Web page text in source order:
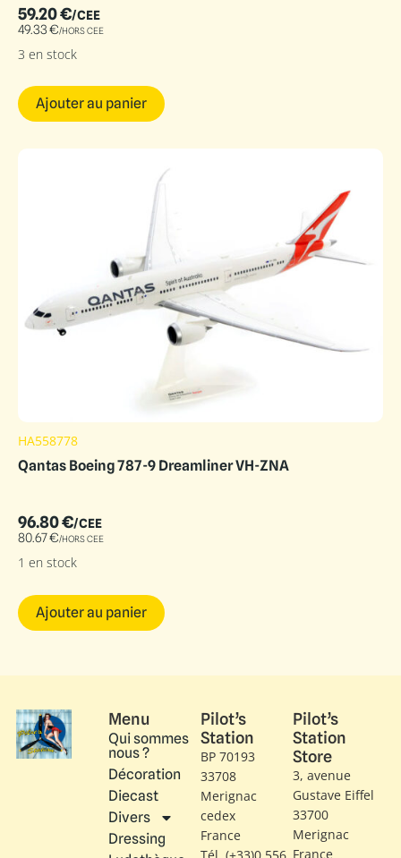
59.20€/CEE
49.33€/HORS CEE
3 en stock
Ajouter au panier
HA558778
Qantas Boeing 787-9 Dreamliner VH-ZNA
96.80€/CEE
80.67€/HORS CEE
1 en stock
Ajouter au panier
Menu
Qui sommes
nous ?
Décoration
Diecast
Divers
Dressing
Pilot’s
Station
BP 70193
33708
Merignac
cedex
France
Pilot’s
Station
Store
3, avenue
Gustave Eiffel​
33700
Merignac
France